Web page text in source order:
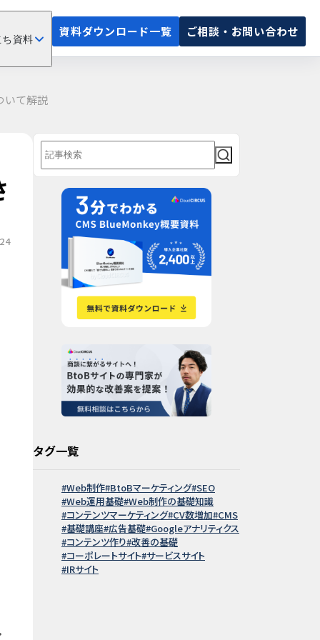
資料
資料ダウンロード一覧 ご相談・お問い合わせ
いて解説
タグ一覧
Web制作 BtoBマーケティング SEO
Web運用基礎 Web制作の基礎知識
コンテンツマーケティング CV数増加 CMS
基礎講座 広告基礎 Googleアナリティクス
コンテンツ作り 改善の基礎
コーポレートサイト サービスサイト
IRサイト